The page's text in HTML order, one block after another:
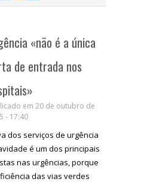
«não é a única
de entrada nos
em 20 de outubro de
- 17:40
dos serviços de urgência
é um dos principais
nas urgências, porque
das vias verdes